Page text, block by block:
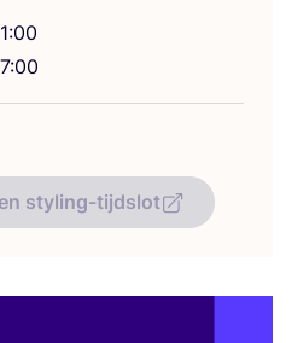
:00
:00
styling-tijdslot